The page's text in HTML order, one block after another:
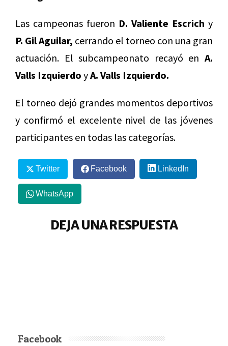
Las campeonas fueron D. Valiente Escrich y
P. Gil Aguilar, cerrando el torneo con una gran
actuación. El subcampeonato recayó en A.
Valls Izquierdo yA. Valls Izquierdo.
El torneo dejó grandes momentos deportivos
y confirmó el excelente nivel de las jóvenes
participantes en todas las categorías.
Twitter Facebook LinkedIn
WhatsApp
DEJA UNA RESPUESTA
Facebook